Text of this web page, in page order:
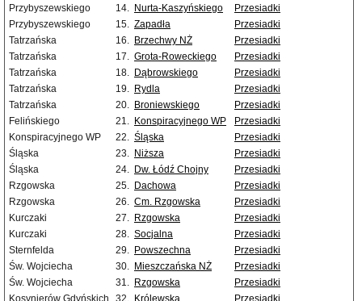
Przybyszewskiego
14. Nurta-Kaszyńskiego
Przesiadki
Przybyszewskiego
15. Zapadła
Przesiadki
Tatrzańska
16. Brzechwy NŻ
Przesiadki
Tatrzańska
17. Grota-Roweckiego
Przesiadki
Tatrzańska
18. Dąbrowskiego
Przesiadki
Tatrzańska
19. Rydla
Przesiadki
Tatrzańska
20. Broniewskiego
Przesiadki
Felińskiego
21. Konspiracyjnego WP
Przesiadki
Konspiracyjnego WP
22. Śląska
Przesiadki
Śląska
23. Niższa
Przesiadki
Śląska
24. Dw. Łódź Chojny
Przesiadki
Rzgowska
25. Dachowa
Przesiadki
Rzgowska
26. Cm. Rzgowska
Przesiadki
Kurczaki
27. Rzgowska
Przesiadki
Kurczaki
28. Socjalna
Przesiadki
Sternfelda
29. Powszechna
Przesiadki
Św. Wojciecha
30. Mieszczańska NŻ
Przesiadki
Św. Wojciecha
31. Rzgowska
Przesiadki
Kosynierów Gdyńskich
32. Królewska
Przesiadki